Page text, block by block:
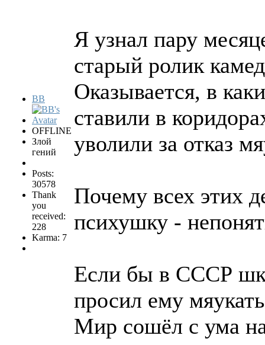
BB
OFFLINE
Злой
гений
Posts:
30578
Thank
you
received:
228
Karma: 7
Я узнал пару
старый ролик
Оказывается, в
ставили в
уволили за отказ
Почему всех этих
психушку -
Если бы в СССР
просил ему
Мир сошёл с ума